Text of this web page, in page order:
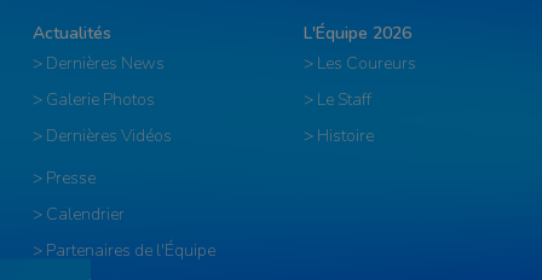
Actualités
> Dernières News
> Galerie Photos
> Dernières Vidéos
L'Équipe 2026
> Les Coureurs
> Le Staff
> Histoire
> Presse
> Calendrier
> Partenaires de l'Équipe